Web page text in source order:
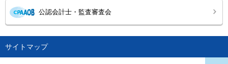
公認会計士・監査審査会
サイトマップ